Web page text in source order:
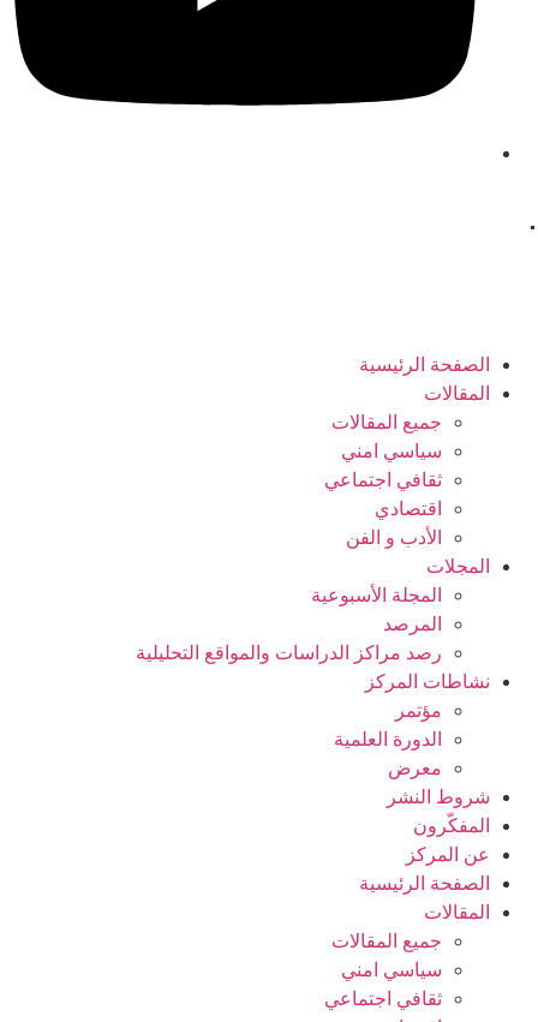
.
الصفحة الرئیسیة
المقالات
جمیع المقالات
سیاسي امني
ثقافي اجتماعي
اقتصادي
الأدب و الفن
المجلات
المجلة الأسبوعية
المرصد
رصد مراكز الدراسات والمواقع التحليلية
نشاطات المركز
مؤتمر
الدورة العلمیة
معرض
شروط النشر
المفکّرون
عن المركز
الصفحة الرئیسیة
المقالات
جمیع المقالات
سیاسي امني
ثقافي اجتماعي